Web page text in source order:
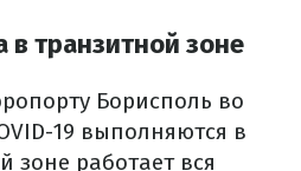
транзитной зоне
Борисполь во
19 выполняются в
зоне работает вся